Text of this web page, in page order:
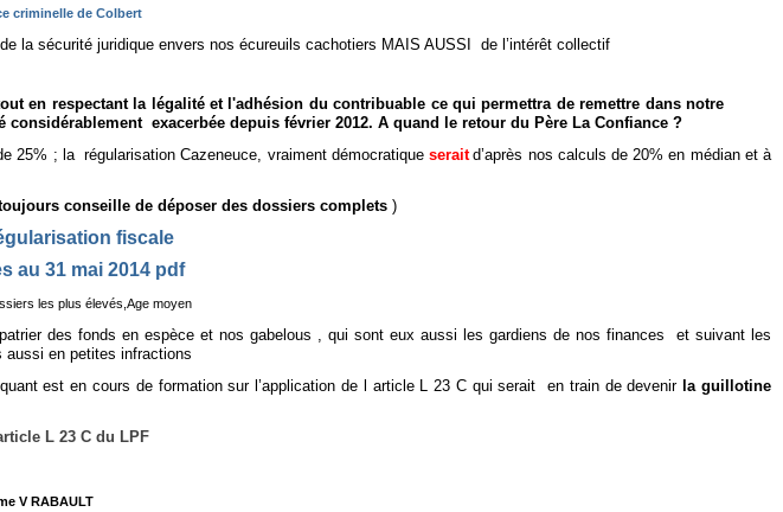
criminelle de Colbert
la sécurité juridique envers nos écureuils cachotiers MAIS AUSSI de l’intérêt collectif
en respectant la légalité et l'adhésion du contribuable ce qui permettra de remettre dans notre
exacerbée depuis février 2012. A quand le retour du Père La Confiance ?
25% ; la régularisation Cazeneuce, vraiment démocratiqueserait d’après nos calculs de 20% en médian et à
conseille de déposer des dossiers complets )
fiscale
au 31 mai 2014 pdf
les plus élevés, Age moyen
des fonds en espèce et nos gabelous , qui sont eux aussi les gardiens de nos finances et suivant les
aussi en petites infractions
est en cours de formation sur l’application de l article L 23 C qui serait en train de devenir la guillotine
L 23 C du LPF
V RABAULT